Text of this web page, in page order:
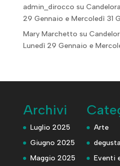
admin_dirocco su
29 Gennaio e Mercoledì 31
Mary Marchetto su
Lunedì 29 Gennaio e
Archivi
Luglio 2025
Giugno 2025
Maggio 2025
Arte
Eventi